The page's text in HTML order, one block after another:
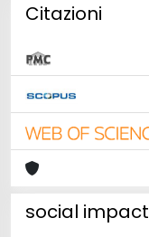
Citazioni
social impact